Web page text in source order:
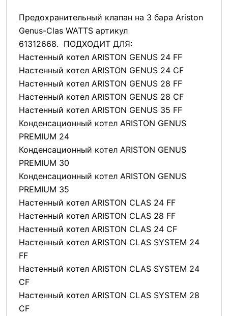
Предохранительный клапан на 3 бара Ariston
Genus-Clas WATTS артикул
61312668. ПОДХОДИТ ДЛЯ:
Настенный котел ARISTON GENUS 24 FF
Настенный котел ARISTON GENUS 24 CF
Настенный котел ARISTON GENUS 28 FF
Настенный котел ARISTON GENUS 28 CF
Настенный котел ARISTON GENUS 35 FF
Конденсационный котел ARISTON GENUS
PREMIUM 24
Конденсационный котел ARISTON GENUS
PREMIUM 30
Конденсационный котел ARISTON GENUS
PREMIUM 35
Настенный котел ARISTON CLAS 24 FF
Настенный котел ARISTON CLAS 28 FF
Настенный котел ARISTON CLAS 24 CF
Настенный котел ARISTON CLAS SYSTEM 24
FF
Настенный котел ARISTON CLAS SYSTEM 24
CF
Настенный котел ARISTON CLAS SYSTEM 28
CF